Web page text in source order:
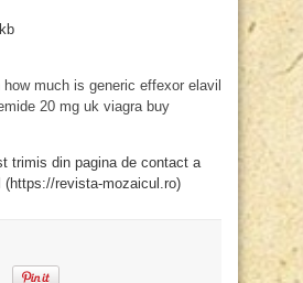
how much is generic effexor elavil
20 mg uk viagra buy
trimis din pagina de contact a
(https://revista-mozaicul.ro)